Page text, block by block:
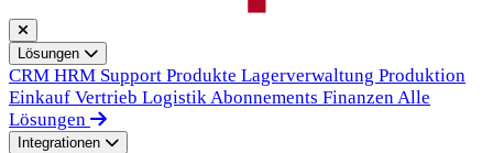
Lösungen
CRM HRM Support Produkte Lagerverwaltung Produktion
Einkauf Vertrieb LogistikAbonnements FinanzenAlle
Lösungen
Integrationen